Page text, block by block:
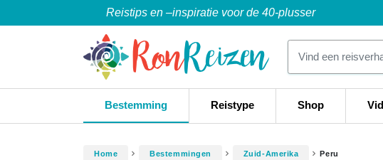
Reistips en –inspiratie voor de 40-plusser
Bestemming Reistype Shop
Home Bestemmingen Zuid-Amerika Peru